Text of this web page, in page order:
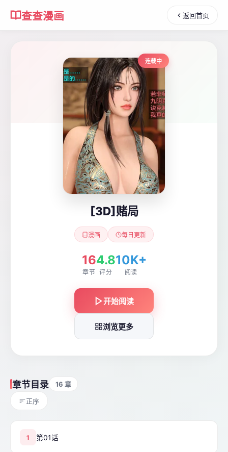
查查漫画 返回首页
连载中
[3D]赌局
漫画 每日更新
16
章节
4.8
评分
10K+
阅读
开始阅读
浏览更多
章节目录 16 章
正序
1 第01话